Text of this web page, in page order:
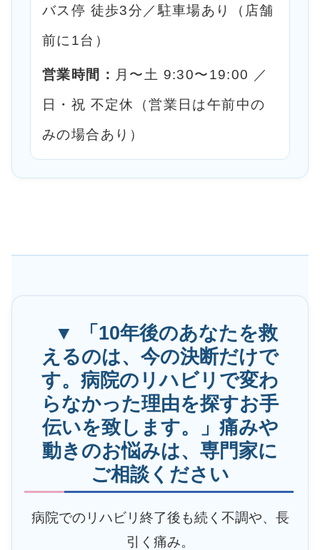
バス停 徒歩3分／駐車場あり（店舗
前に1台）
営業時間： 月〜土 9:30〜19:00 ／
日・祝 不定休（営業日は午前中の
みの場合あり）
▼ 「10年後のあなたを救
えるのは、今の決断だけで
す。病院のリハビリで変わ
らなかった理由を探すお手
伝いを致します。」痛みや
動きのお悩みは、専門家に
ご相談ください
病院でのリハビリ終了後も続く不調や、長
引く痛み。